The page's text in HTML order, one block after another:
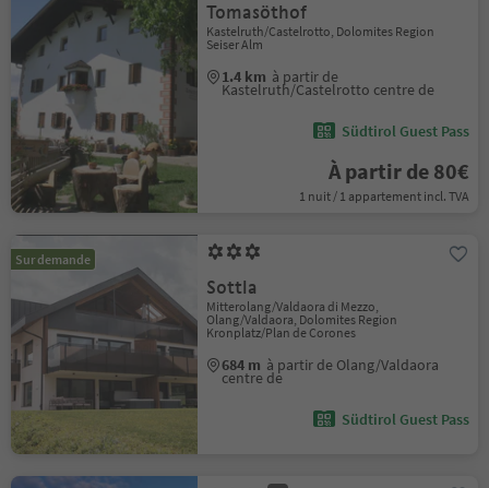
Tomasöthof
Kastelruth/Castelrotto, Dolomites Region
Seiser Alm
1.4 km à partir de
Kastelruth/Castelrotto centre de
Südtirol Guest Pass
À partir de 80€
1 nuit / 1 appartement incl. TVA
Sur demande
Sottla
Mitterolang/Valdaora di Mezzo,
Olang/Valdaora, Dolomites Region
Kronplatz/Plan de Corones
684 m à partir de Olang/Valdaora
centre de
Südtirol Guest Pass